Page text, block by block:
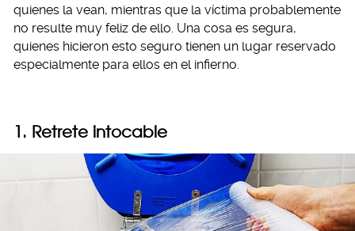
quienes la vean, mientras que la víctima probablemente
no resulte muy feliz de ello. Una cosa es segura,
quienes hicieron esto seguro tienen un lugar reservado
especialmente para ellos en el infierno.
1. Retrete intocable